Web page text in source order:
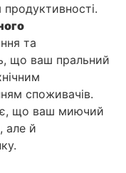
продуктивності.
та
що ваш пральний
споживачів.
що ваш миючий
але й